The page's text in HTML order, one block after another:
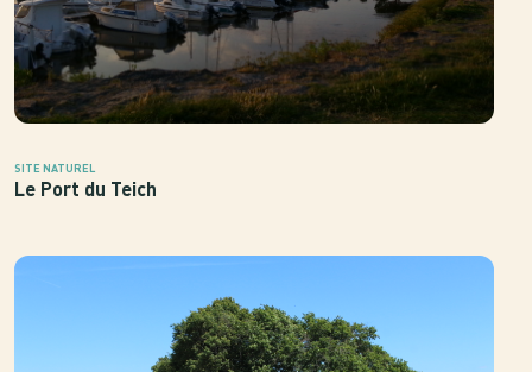
Le Port du Teich
SITE NATUREL